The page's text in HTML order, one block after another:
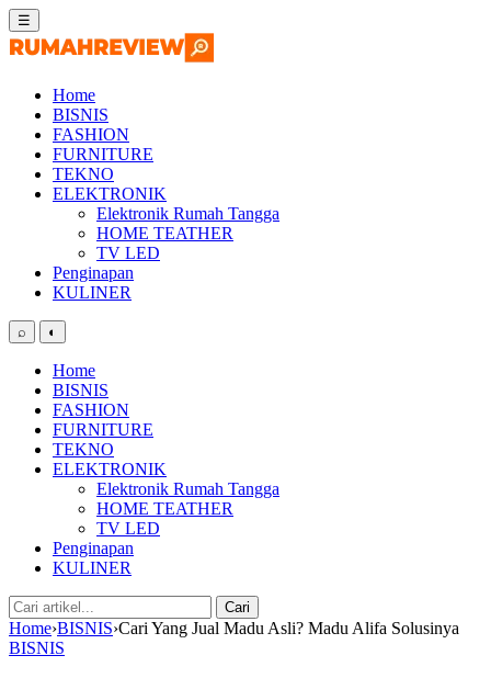
Skip
to
content
☰
Home
BISNIS
FASHION
FURNITURE
TEKNO
ELEKTRONIK
Elektronik Rumah Tangga
HOME TEATHER
TV LED
Penginapan
KULINER
⌕ ◐
Home
BISNIS
FASHION
FURNITURE
TEKNO
ELEKTRONIK
Elektronik Rumah Tangga
HOME TEATHER
TV LED
Penginapan
KULINER
Cari:
Cari
Home›BISNIS›Cari Yang Jual Madu Asli? Madu Alifa Solusinya
BISNIS